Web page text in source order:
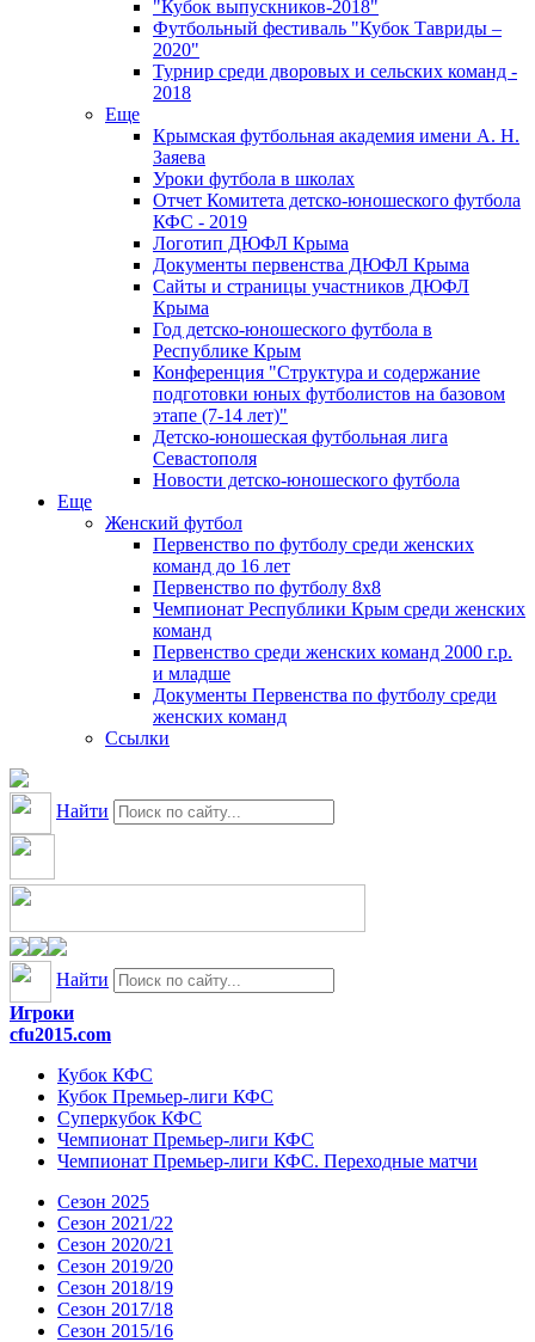
"Кубок выпускников-2018"
Футбольный фестиваль "Кубок Тавриды –
2020"
Турнир среди дворовых и сельских команд -
2018
Еще
Крымская футбольная академия имени А. Н.
Заяева
Уроки футбола в школах
Отчет Комитета детско-юношеского футбола
КФС - 2019
Логотип ДЮФЛ Крыма
Документы первенства ДЮФЛ Крыма
Сайты и страницы участников ДЮФЛ
Крыма
Год детско-юношеского футбола в
Республике Крым
Конференция "Структура и содержание
подготовки юных футболистов на базовом
этапе (7-14 лет)"
Детско-юношеская футбольная лига
Севастополя
Новости детско-юношеского футбола
Еще
Женский футбол
Первенство по футболу среди женских
команд до 16 лет
Первенство по футболу 8х8
Чемпионат Республики Крым среди женских
команд
Первенство среди женских команд 2000 г.р.
и младше
Документы Первенства по футболу среди
женских команд
Ссылки
Найти
Найти
Игроки
cfu2015.com
Кубок КФС
Кубок Премьер-лиги КФС
Суперкубок КФС
Чемпионат Премьер-лиги КФС
Чемпионат Премьер-лиги КФС. Переходные матчи
Сезон 2025
Сезон 2021/22
Сезон 2020/21
Сезон 2019/20
Сезон 2018/19
Сезон 2017/18
Сезон 2015/16